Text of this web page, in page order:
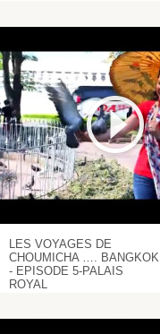
LES VOYAGES DE
CHOUMICHA …. BANGKOK
- EPISODE 5-PALAIS
ROYAL